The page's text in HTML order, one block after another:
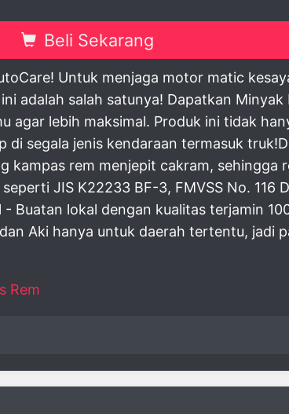
Beli Sekarang
Untuk menjaga motor matic
adalah salah satunya! Dapatkan
agar lebih maksimal. Produk ini tidak
segala jenis kendaraan termasuk
kampas rem menjepit cakram, sehingga
JIS K22233 BF-3, FMVSS No. 116
Buatan lokal dengan kualitas terjamin
Aki hanya untuk daerah tertentu, jadi
Rem